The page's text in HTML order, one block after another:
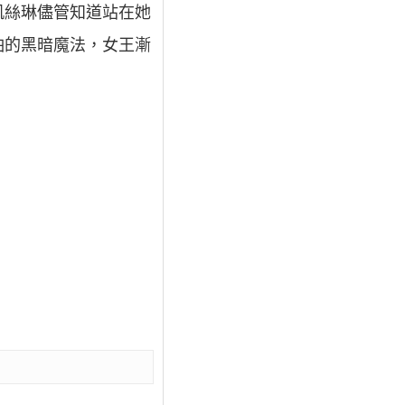
琳儘管知道站在她
黑暗魔法，女王漸